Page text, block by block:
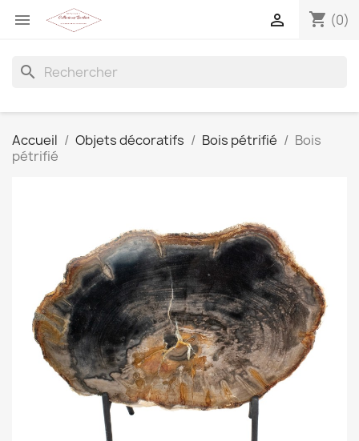
 shopping_cart (0)

search
Accueil Objets décoratifs Bois pétrifié
Bois
pétrifié